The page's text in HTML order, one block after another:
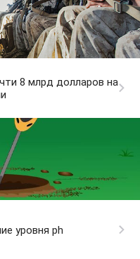
8 млрд долларов на
уровня ph